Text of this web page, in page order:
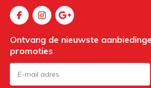
Ontvang de nieuwste
promoties